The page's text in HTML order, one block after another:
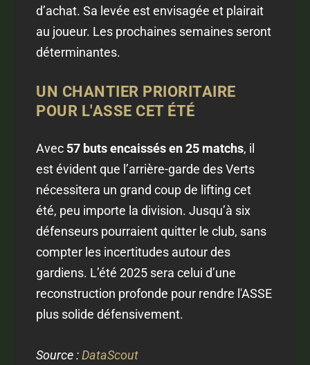
d’achat. Sa levée est envisagée et plairait
au joueur. Les prochaines semaines seront
déterminantes.
UN CHANTIER PRIORITAIRE
POUR L'ASSE CET ÉTÉ
Avec 57 buts encaissés en 25 matchs, il
est évident que l’arrière-garde des Verts
nécessitera un grand coup de lifting cet
été, peu importe la division. Jusqu’à six
défenseurs pourraient quitter le club, sans
compter les incertitudes autour des
gardiens. L’été 2025 sera celui d’une
reconstruction profonde pour rendre l'ASSE
plus solide défensivement.
Source :DataScout